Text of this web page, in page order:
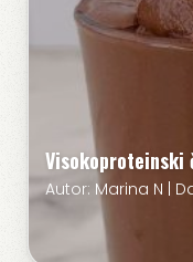
Visokoproteinski
Autor: Marina N |